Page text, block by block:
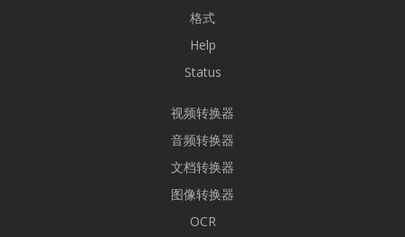
格式
Help
Status
视频转换器
音频转换器
文档转换器
图像转换器
OCR